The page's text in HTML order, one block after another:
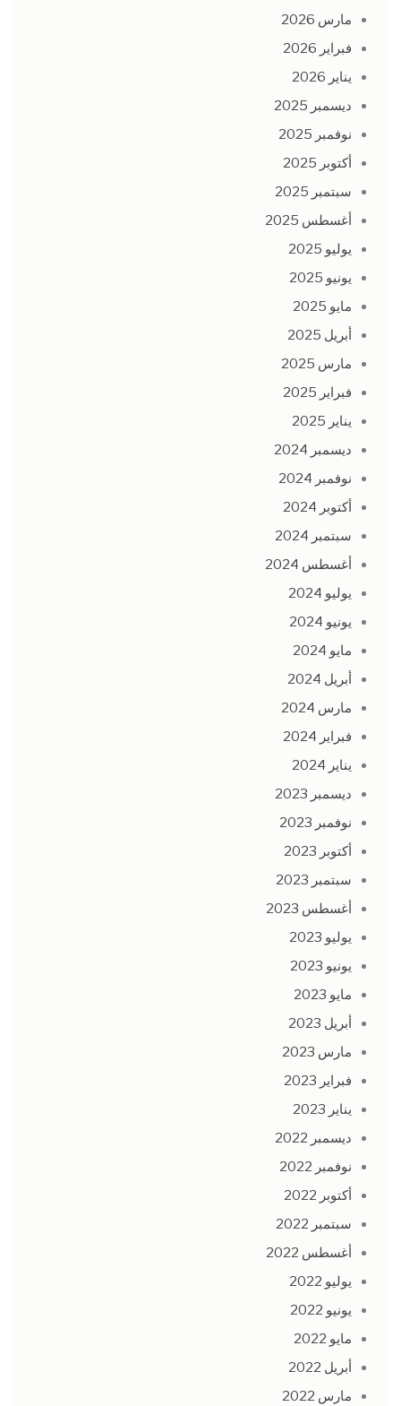
مارس 2026
فبراير 2026
يناير 2026
ديسمبر 2025
نوفمبر 2025
أكتوبر 2025
سبتمبر 2025
أغسطس 2025
يوليو 2025
يونيو 2025
مايو 2025
أبريل 2025
مارس 2025
فبراير 2025
يناير 2025
ديسمبر 2024
نوفمبر 2024
أكتوبر 2024
سبتمبر 2024
أغسطس 2024
يوليو 2024
يونيو 2024
مايو 2024
أبريل 2024
مارس 2024
فبراير 2024
يناير 2024
ديسمبر 2023
نوفمبر 2023
أكتوبر 2023
سبتمبر 2023
أغسطس 2023
يوليو 2023
يونيو 2023
مايو 2023
أبريل 2023
مارس 2023
فبراير 2023
يناير 2023
ديسمبر 2022
نوفمبر 2022
أكتوبر 2022
سبتمبر 2022
أغسطس 2022
يوليو 2022
يونيو 2022
مايو 2022
أبريل 2022
مارس 2022